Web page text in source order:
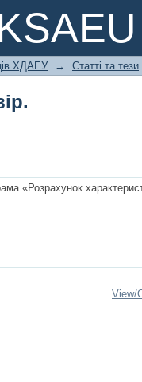
ХДАЕУ → Статті та тези
«Розрахунок
View/